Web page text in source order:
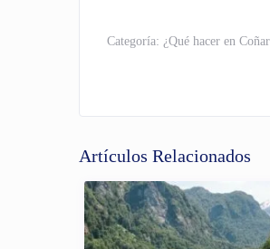
Categoría: ¿Qué hacer en
Artículos Relacionados